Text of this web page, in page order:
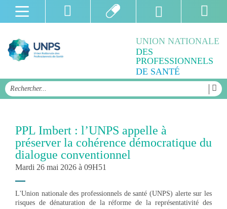
UNION NATIONALE
DES
PROFESSIONNELS
DE SANTÉ
PPL Imbert : l’UNPS appelle à
préserver la cohérence démocratique du
dialogue conventionnel
Mardi 26 mai 2026 à 09H51
L'Union nationale des professionnels de santé (UNPS) alerte sur les
risques de dénaturation de la réforme de la représentativité des